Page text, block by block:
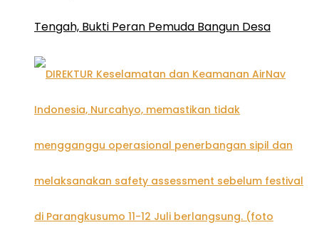
Tengah, Bukti Peran Pemuda Bangun Desa